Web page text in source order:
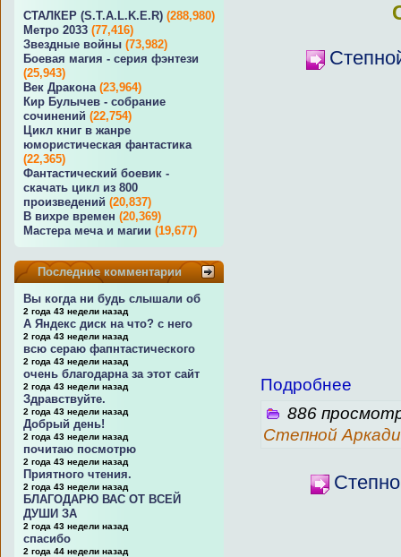
СТАЛКЕР (S.T.A.L.K.E.R) (288,980)
Метро 2033 (77,416)
Звездные войны (73,982)
Боевая магия - серия фэнтези
(25,943)
Век Дракона (23,964)
Кир Булычев - собрание
сочинений (22,754)
Цикл книг в жанре
юмористическая фантастика
(22,365)
Фантастический боевик -
скачать цикл из 800
произведений (20,837)
В вихре времен (20,369)
Мастера меча и магии (19,677)
Последние комментарии
Вы когда ни будь слышали об
2 года 43 недели назад
А Яндекс диск на что? с него
2 года 43 недели назад
всю сераю фапнтастического
2 года 43 недели назад
очень благодарна за этот сайт
2 года 43 недели назад
Здравствуйте.
2 года 43 недели назад
Добрый день!
2 года 43 недели назад
почитаю посмотрю
2 года 43 недели назад
Приятного чтения.
2 года 43 недели назад
БЛАГОДАРЮ ВАС ОТ ВСЕЙ
ДУШИ ЗА
2 года 43 недели назад
спасибо
2 года 44 недели назад
Подробнее
886
Степной